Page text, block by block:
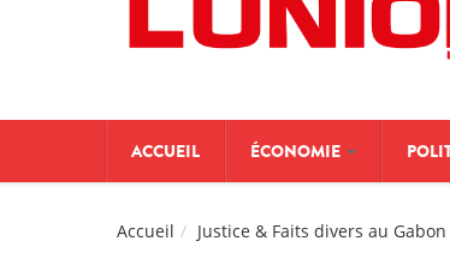
ACCUEIL ÉCONOMIE
Accueil Justice & Faits divers au Gabon